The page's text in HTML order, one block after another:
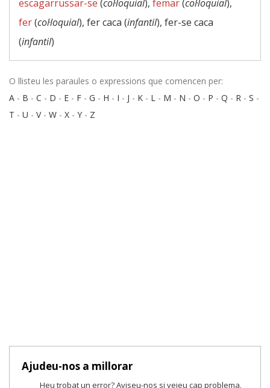
escagarrussar-se (col·loquial), femar(col·loquial),
fer(col·loquial), fer caca (infantil), fer-se caca
(infantil)
O llisteu les paraules o expressions que comencen per:
A - B - C - D - E - F - G - H - I - J - K - L - M - N - O - P - Q - R - S -
T - U - V- W - X - Y - Z
Ajudeu-nos a millorar
Heu trobat un error? Aviseu-nos si veieu cap problema.